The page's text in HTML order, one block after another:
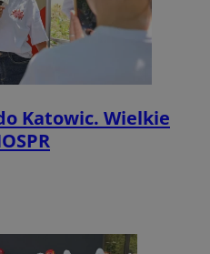
Katowic. Wielkie